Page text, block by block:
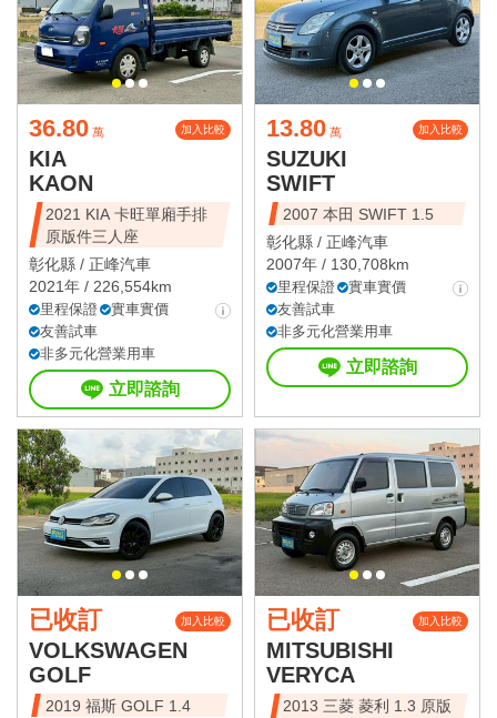
36.80 萬 加入比較
KIA
KAON
2021 KIA 卡旺單廂手排
原版件三人座
彰化縣 / 正峰汽車
2021年 / 226,554km
里程保證
實車實價
友善試車
非多元化營業用車
立即諮詢
13.80 萬 加入比較
SUZUKI
SWIFT
2007 本田 SWIFT 1.5
彰化縣 / 正峰汽車
2007年 / 130,708km
里程保證
實車實價
友善試車
非多元化營業用車
立即諮詢
已收訂 加入比較
VOLKSWAGEN
GOLF
2019 福斯 GOLF 1.4
已收訂 加入比較
MITSUBISHI
VERYCA
2013 三菱 菱利 1.3 原版